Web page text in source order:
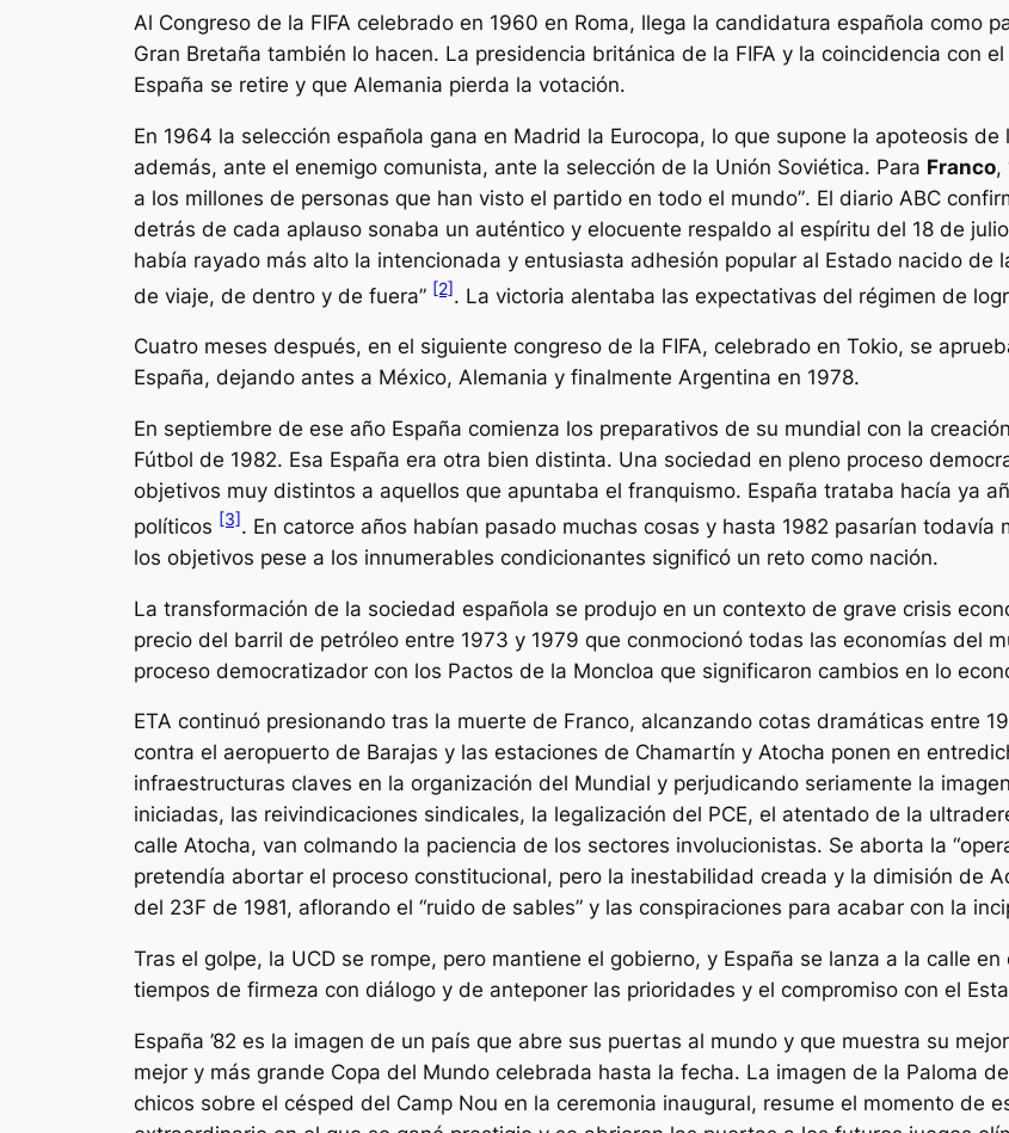
Al Congreso de la FIFA celebrado en 1960 en Roma, llega la candidatura española como
Gran Bretaña también lo hacen. La presidencia británica de la FIFA y la coincidencia con
España se retire y que Alemania pierda la votación.
En 1964 la selección española gana en Madrid la Eurocopa, lo que supone la apoteosis
además, ante el enemigo comunista, ante la selección de la Unión Soviética. Para Franco,
a los millones de personas que han visto el partido en todo el mundo”. El diario ABC
detrás de cada aplauso sonaba un auténtico y elocuente respaldo al espíritu del 18 de
había rayado más alto la intencionada y entusiasta adhesión popular al Estado nacido de
de viaje, de dentro y de fuera” [2]. La victoria alentaba las expectativas del régimen de
Cuatro meses después, en el siguiente congreso de la FIFA, celebrado en Tokio, se
España, dejando antes a México, Alemania y finalmente Argentina en 1978.
En septiembre de ese año España comienza los preparativos de su mundial con la
Fútbol de 1982. Esa España era otra bien distinta. Una sociedad en pleno proceso
objetivos muy distintos a aquellos que apuntaba el franquismo. España trataba hacía ya
políticos [3]. En catorce años habían pasado muchas cosas y hasta 1982 pasarían
los objetivos pese a los innumerables condicionantes significó un reto como nación.
La transformación de la sociedad española se produjo en un contexto de grave crisis
precio del barril de petróleo entre 1973 y 1979 que conmocionó todas las economías del
proceso democratizador con los Pactos de la Moncloa que significaron cambios en lo
ETA continuó presionando tras la muerte de Franco, alcanzando cotas dramáticas entre
contra el aeropuerto de Barajas y las estaciones de Chamartín y Atocha ponen en
infraestructuras claves en la organización del Mundial y perjudicando seriamente la
iniciadas, las reivindicaciones sindicales, la legalización del PCE, el atentado de la
calle Atocha, van colmando la paciencia de los sectores involucionistas. Se aborta la
pretendía abortar el proceso constitucional, pero la inestabilidad creada y la dimisión de
del 23F de 1981, aflorando el “ruido de sables” y las conspiraciones para acabar con la
Tras el golpe, la UCD se rompe, pero mantiene el gobierno, y España se lanza a la calle
tiempos de firmeza con diálogo y de anteponer las prioridades y el compromiso con el
España ’82 es la imagen de un país que abre sus puertas al mundo y que muestra su
mejor y más grande Copa del Mundo celebrada hasta la fecha. La imagen de la Paloma
chicos sobre el césped del Camp Nou en la ceremonia inaugural, resume el momento de